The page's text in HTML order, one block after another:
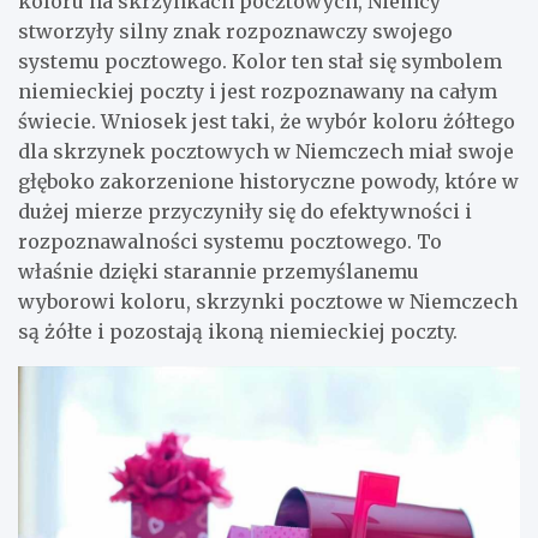
stworzyły silny znak rozpoznawczy swojego
systemu pocztowego. Kolor ten stał się symbolem
niemieckiej poczty i jest rozpoznawany na całym
świecie. Wniosek jest taki, że wybór koloru żółtego
dla skrzynek pocztowych w Niemczech miał swoje
głęboko zakorzenione historyczne powody, które w
dużej mierze przyczyniły się do efektywności i
rozpoznawalności systemu pocztowego. To
właśnie dzięki starannie przemyślanemu
wyborowi koloru, skrzynki pocztowe w Niemczech
są żółte i pozostają ikoną niemieckiej poczty.